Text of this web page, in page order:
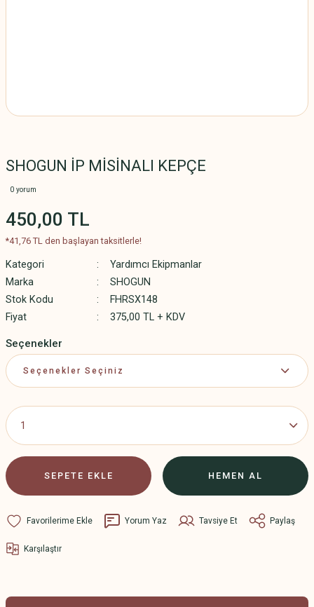
SHOGUN İP MİSİNALI KEPÇE
0 yorum
450,00 TL
*41,76 TL den başlayan taksitlerle!
Kategori
Yardımcı Ekipmanlar
Marka
SHOGUN
Stok Kodu
FHRSX148
Fiyat
375,00 TL + KDV
Seçenekler
SEPETE EKLE HEMEN AL
Yorum Yaz Tavsiye Et Paylaş
Karşılaştır